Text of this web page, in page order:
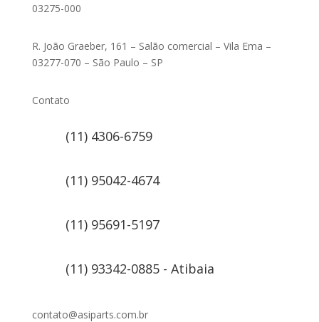
03275-000
R. João Graeber, 161 – Salão comercial – Vila Ema –
03277-070 – São Paulo – SP
Contato
(11) 4306-6759
(11) 95042-4674
(11) 95691-5197
(11) 93342-0885 - Atibaia
contato@asiparts.com.br